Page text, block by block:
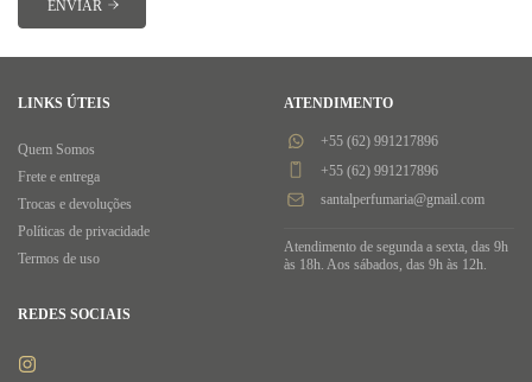
LINKS ÚTEIS
Quem Somos
Frete e entrega
Trocas e devoluções
Políticas de privacidade
Termos de uso
ATENDIMENTO
+55 (62) 991217896
+55 (62) 991217896
santalperfumaria@gmail.com
Atendimento de segunda a sexta, das 9h
às 18h. Aos sábados, das 9h às 12h.
REDES SOCIAIS